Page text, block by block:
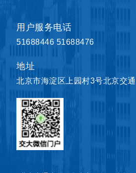
用户服务电话
51688446 51688476
地址
北京市海淀区上园村3号北京交